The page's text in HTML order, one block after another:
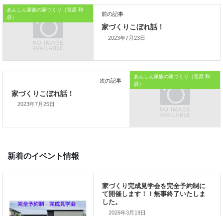
おうちのはなしからでした
では、では。
「家づくりを通じて、
あんしん家族の家づくり（菅原 和
彦）
前の記事
家づくりこぼれ話！
2023年7月23日
あんしん家族の家づくり（菅原 和
彦）
2023年7月25日
2026年3月19日